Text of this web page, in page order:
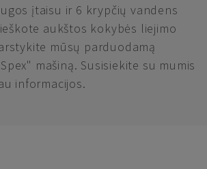
įtaisu ir 6 krypčių vandens
aukštos kokybės liejimo
mūsų parduodamą
mašiną. Susisiekite su mumis
informacijos.